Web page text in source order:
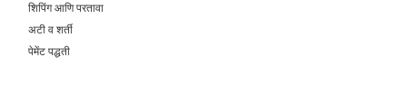
शिपिंग आणि परतावा
अटी व शर्ती
पेमेंट पद्धती